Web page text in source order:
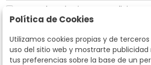
Acepto los Términos y Condiciones
privacidad
Según la LOPD y disposiciones de desarrollo,
datos personales serán tratados por parte de
finalidad de gestionar la relación comercial.
Política de Cookies
Utilizamos cookies propias y de
uso del sitio web y mostrarte
tus preferencias sobre la base de un